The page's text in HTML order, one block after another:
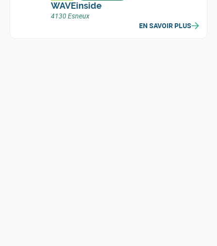
WAVEinside
4130 Esneux
EN SAVOIR PLUS